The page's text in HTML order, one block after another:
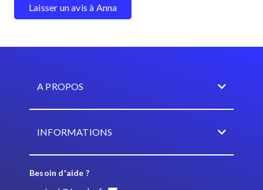
Laisser un avis à Anna
A PROPOS
INFORMATIONS
Besoin d'aide ?